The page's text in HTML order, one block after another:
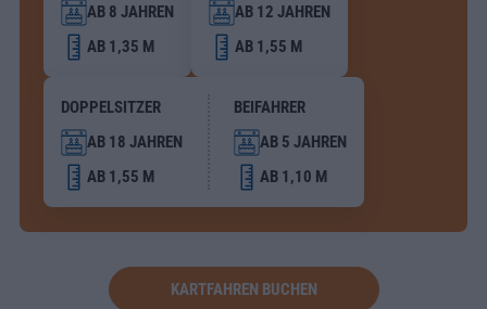
AB 8 JAHREN
AB 1,35 M
AB 12 JAHREN
AB 1,55 M
DOPPELSITZER
AB 18 JAHREN
AB 1,55 M
BEIFAHRER
AB 5 JAHREN
AB 1,10 M
KARTFAHREN BUCHEN